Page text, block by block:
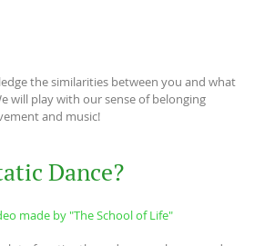
the similarities between you and what
will play with our sense of belonging
and music!
Dance?
made by "The School of Life"